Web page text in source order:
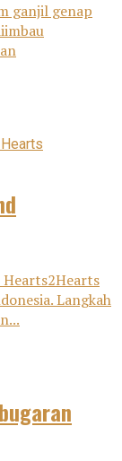
ganjil genap
Langkah